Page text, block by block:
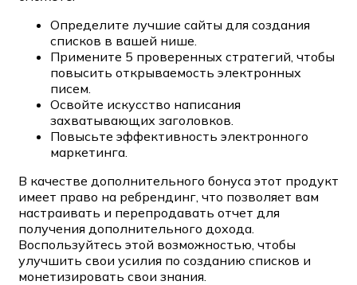
Определите лучшие сайты для создания
списков в вашей нише.
Примените 5 проверенных стратегий, чтобы
повысить открываемость электронных
писем.
Освойте искусство написания
захватывающих заголовков.
Повысьте эффективность электронного
маркетинга.
В качестве дополнительного бонуса этот продукт
имеет право на ребрендинг, что позволяет вам
настраивать и перепродавать отчет для
получения дополнительного дохода.
Воспользуйтесь этой возможностью, чтобы
улучшить свои усилия по созданию списков и
монетизировать свои знания.